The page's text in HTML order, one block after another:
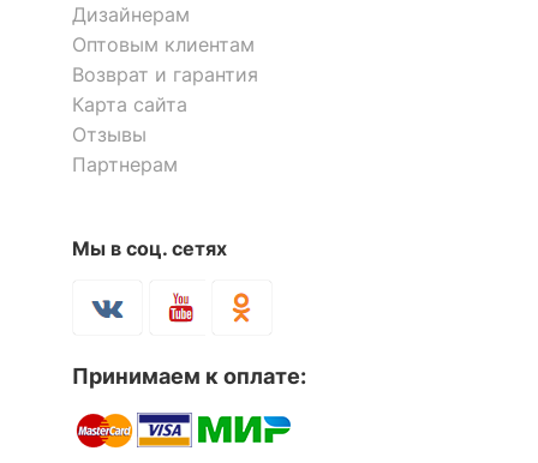
Дизайнерам
Оптовым клиентам
Возврат и гарантия
Карта сайта
Отзывы
Партнерам
Мы в соц. сетях
Принимаем к оплате: